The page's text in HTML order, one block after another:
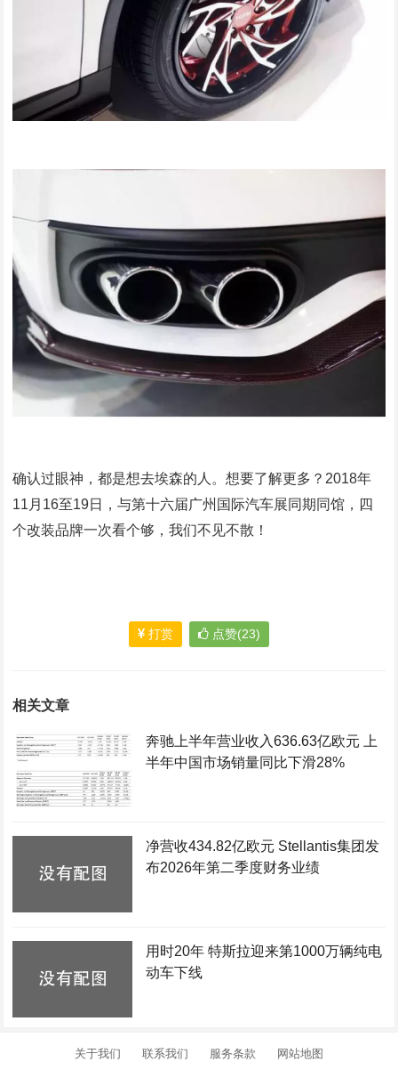
确认过眼神，都是想去埃森的人。想要了解更多？2018年
11月16至19日，与第十六届广州国际汽车展同期同馆，四
个改装品牌一次看个够，我们不见不散！
打赏 点赞(23)
相关文章
奔驰上半年营业收入636.63亿欧元 上
半年中国市场销量同比下滑28%
净营收434.82亿欧元 Stellantis集团发
布2026年第二季度财务业绩
用时20年 特斯拉迎来第1000万辆纯电
动车下线
关于我们 联系我们 服务条款 网站地图